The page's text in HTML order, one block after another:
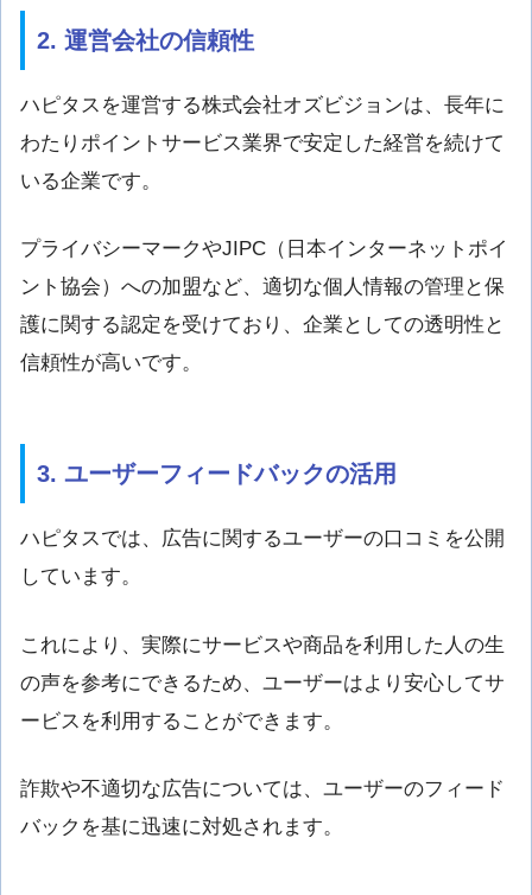
2. 運営会社の信頼性
ハピタスを運営する株式会社オズビジョンは、長年に
わたりポイントサービス業界で安定した経営を続けて
いる企業です。
プライバシーマークやJIPC（日本インターネットポイ
ント協会）への加盟など、適切な個人情報の管理と保
護に関する認定を受けており、企業としての透明性と
信頼性が高いです。
3. ユーザーフィードバックの活用
ハピタスでは、広告に関するユーザーの口コミを公開
しています。
これにより、実際にサービスや商品を利用した人の生
の声を参考にできるため、ユーザーはより安心してサ
ービスを利用することができます。
詐欺や不適切な広告については、ユーザーのフィード
バックを基に迅速に対処されます。